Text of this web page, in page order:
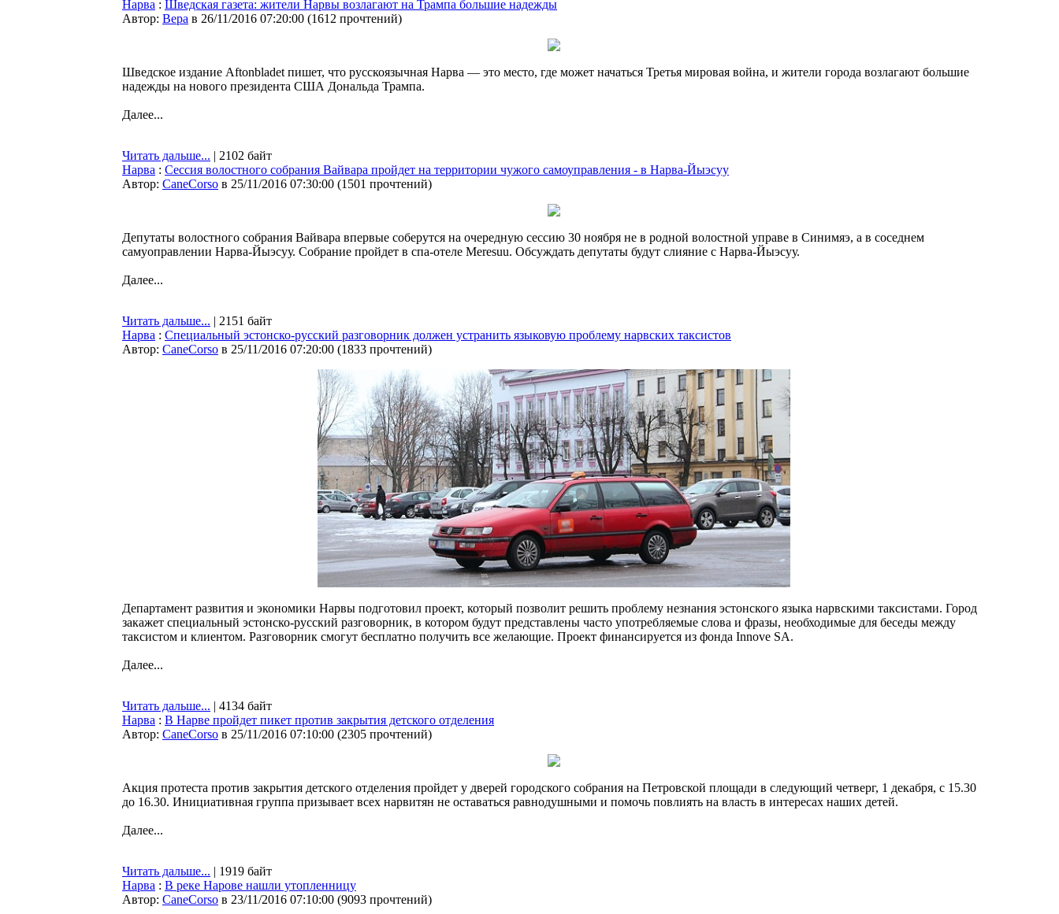
Нарва : Шведская газета: жители Нарвы возлагают на Трампа большие надежды
Автор: Bepa в 26/11/2016 07:20:00 (1612 прочтений)
Шведское издание Aftonbladet пишет, что русскоязычная Нарва — это место, где может начаться Третья мировая война, и жители города возлагают большие
надежды на нового президента США Дональда Трампа.
Далее...
Читать дальше... | 2102 байт
Нарва : Сессия волостного собрания Вайвара пройдет на территории чужого самоуправления - в Нарва-Йыэсуу
Автор: CaneCorso в 25/11/2016 07:30:00 (1501 прочтений)
Депутаты волостного собрания Вайвара впервые соберутся на очередную сессию 30 ноября не в родной волостной управе в Синимяэ, а в соседнем
самуоправлении Нарва-Йыэсуу. Собрание пройдет в спа-отеле Meresuu. Обсуждать депутаты будут слияние с Нарва-Йыэсуу.
Далее...
Читать дальше... | 2151 байт
Нарва : Специальный эстонско-русский разговорник должен устранить языковую проблему нарвских таксистов
Автор: CaneCorso в 25/11/2016 07:20:00 (1833 прочтений)
Департамент развития и экономики Нарвы подготовил проект, который позволит решить проблему незнания эстонского языка нарвскими таксистами. Город
закажет специальный эстонско-русский разговорник, в котором будут представлены часто употребляемые слова и фразы, необходимые для беседы между
таксистом и клиентом. Разговорник смогут бесплатно получить все желающие. Проект финансируется из фонда Innove SA.
Далее...
Читать дальше... | 4134 байт
Нарва : В Нарве пройдет пикет против закрытия детского отделения
Автор: CaneCorso в 25/11/2016 07:10:00 (2305 прочтений)
Акция протеста против закрытия детского отделения пройдет у дверей городского собрания на Петровской площади в следующий четверг, 1 декабря, с 15.30
до 16.30. Инициативная группа призывает всех нарвитян не оставаться равнодушными и помочь повлиять на власть в интересах наших детей.
Далее...
Читать дальше... | 1919 байт
Нарва : В реке Нарове нашли утопленницу
Автор: CaneCorso в 23/11/2016 07:10:00 (9093 прочтений)